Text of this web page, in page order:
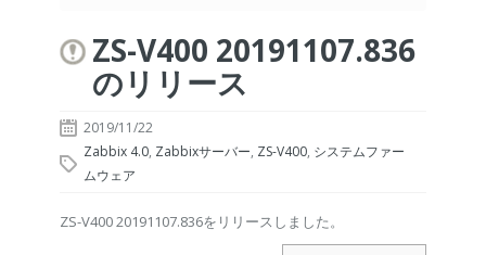
ZS-V400 20191107.836
のリリース
2019/11/22
Zabbix 4.0, Zabbixサーバー, ZS-V400, システムファー
ムウェア
ZS-V400 20191107.836をリリースしました。